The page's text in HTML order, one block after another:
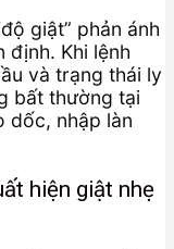
giật” phản ánh
định. Khi lệnh
và trạng thái ly
bất thường tại
dốc, nhập làn
hiện giật nhẹ